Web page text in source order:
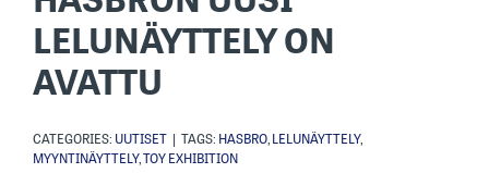
LELUNÄYTTELY ON
AVATTU
CATEGORIES: UUTISET | TAGS: HASBRO,LELUNÄYTTELY,
MYYNTINÄYTTELY,TOY EXHIBITION